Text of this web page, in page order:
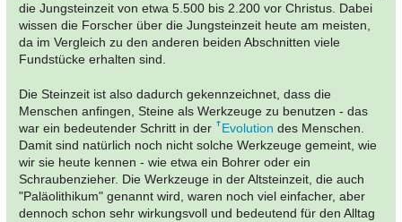
die Jungsteinzeit von etwa 5.500 bis 2.200 vor Christus. Dabei
wissen die Forscher über die Jungsteinzeit heute am meisten,
da im Vergleich zu den anderen beiden Abschnitten viele
Fundstücke erhalten sind.
Die Steinzeit ist also dadurch gekennzeichnet, dass die
Menschen anfingen, Steine als Werkzeuge zu benutzen - das
war ein bedeutender Schritt in der
Evolution des Menschen.
Damit sind natürlich noch nicht solche Werkzeuge gemeint, wie
wir sie heute kennen - wie etwa ein Bohrer oder ein
Schraubenzieher. Die Werkzeuge in der Altsteinzeit, die auch
"Paläolithikum" genannt wird, waren noch viel einfacher, aber
dennoch schon sehr wirkungsvoll und bedeutend für den Alltag